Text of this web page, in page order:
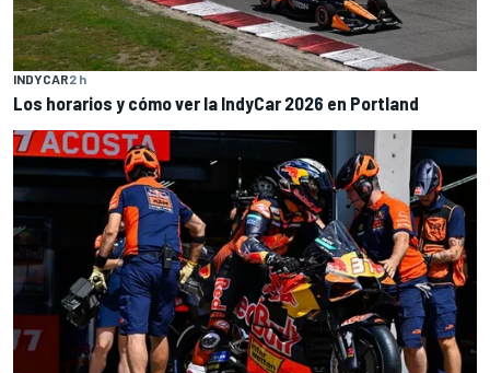
INDYCAR2 h
Los horarios y cómo ver la IndyCar 2026 en Portland